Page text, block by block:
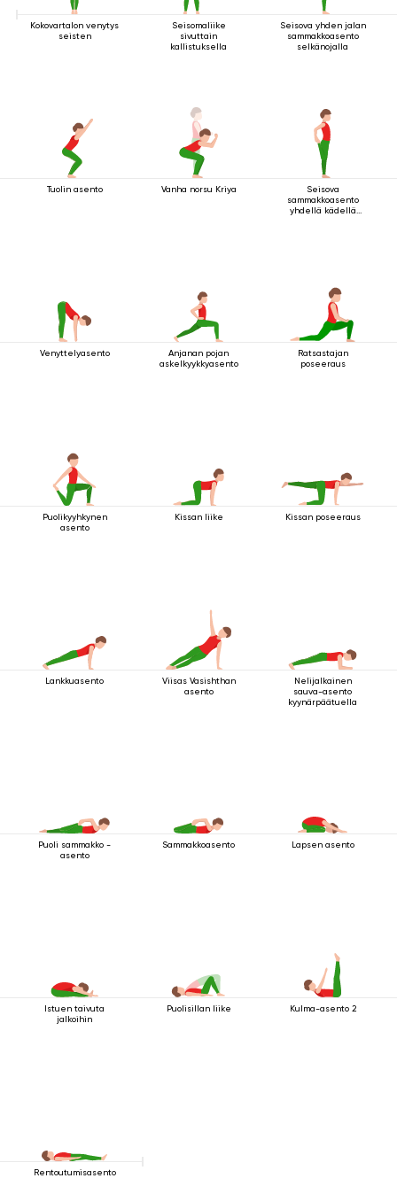
Kokovartalon venytys
seisten
Seisomaliike
sivuttain
kallistuksella
Seisova yhden jalan
sammakkoasento
selkänojalla
Tuolin asento Vanha norsu Kriya
Seisova
sammakkoasento
yhdellä kädellä
Venyttelyasento
Anjanan pojan
askelkyykkyasento
Ratsastajan
poseeraus
Puolikyyhkynen
asento
Kissan liike Kissan poseeraus
Lankkuasento
Viisas Vasishthan
asento
Nelijalkainen
sauva-asento
kyynärpäätuella
Puoli sammakko -
asento
Sammakkoasento Lapsen asento
Istuen taivuta
jalkoihin
Puolisillan liike Kulma-asento 2
Rentoutumisasento